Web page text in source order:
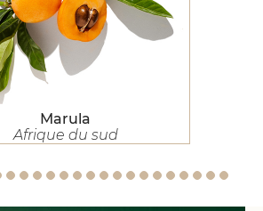
Marula
Afrique du sud